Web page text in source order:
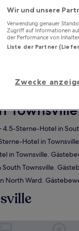
Sterne-Hotel in
Hotel in
in Townsville.
Townsville.
North Ward.
Grand
Wir und unsere
Verwendung genauer
Zugriff auf Informationen
der Performance von
Liste der Partner
Zwecke